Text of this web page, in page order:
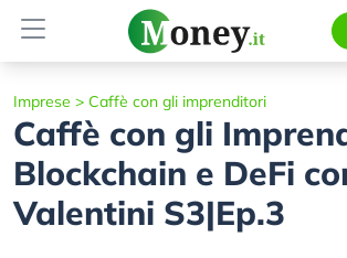
Imprese > Caffè con gli imprenditori
Caffè con gli
Blockchain e DeFi
Valentini S3|Ep.3